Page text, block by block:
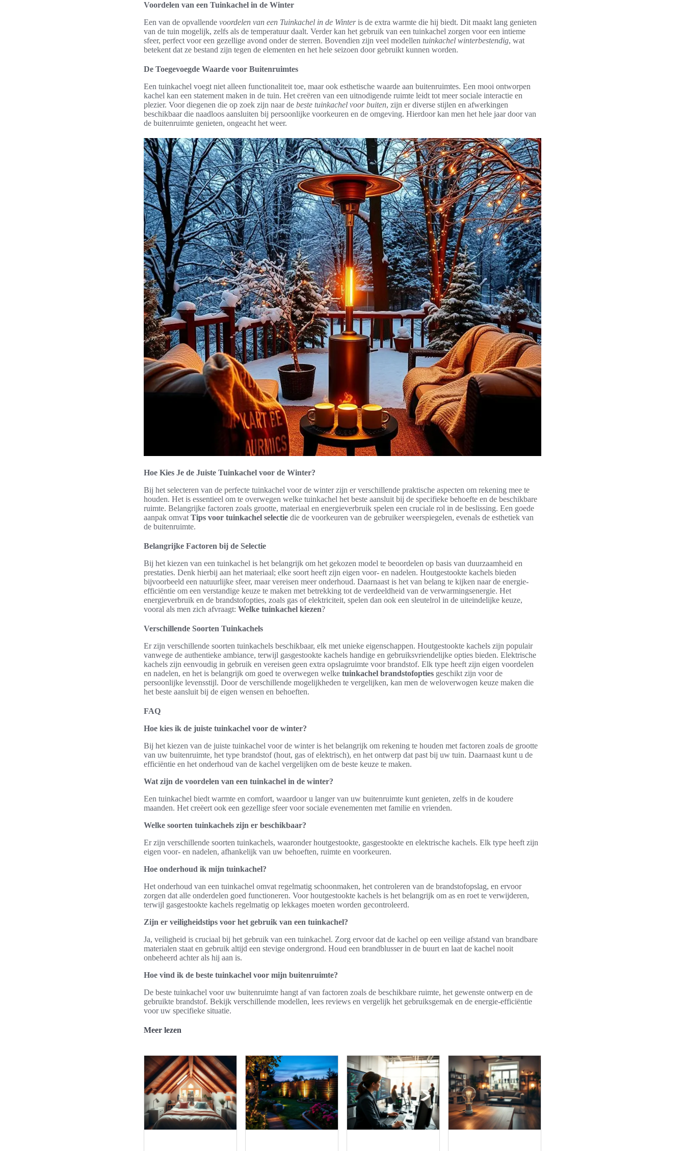
Voordelen van een Tuinkachel in de Winter
Een van de opvallende voordelen van een Tuinkachel in de Winteris de extra warmte die hij biedt. Dit maakt lang genieten
van de tuin mogelijk, zelfs als de temperatuur daalt. Verder kan het gebruik van een tuinkachel zorgen voor een intieme
sfeer, perfect voor een gezellige avond onder de sterren. Bovendien zijn veel modellen tuinkachel winterbestendig, wat
betekent dat ze bestand zijn tegen de elementen en het hele seizoen door gebruikt kunnen worden.
De Toegevoegde Waarde voor Buitenruimtes
Een tuinkachel voegt niet alleen functionaliteit toe, maar ook esthetische waarde aan buitenruimtes. Een mooi ontworpen
kachel kan een statement maken in de tuin. Het creëren van een uitnodigende ruimte leidt tot meer sociale interactie en
plezier. Voor diegenen die op zoek zijn naar de beste tuinkachel voor buiten, zijn er diverse stijlen en afwerkingen
beschikbaar die naadloos aansluiten bij persoonlijke voorkeuren en de omgeving. Hierdoor kan men het hele jaar door van
de buitenruimte genieten, ongeacht het weer.
Hoe Kies Je de Juiste Tuinkachel voor de Winter?
Bij het selecteren van de perfecte tuinkachel voor de winter zijn er verschillende praktische aspecten om rekening mee te
houden. Het is essentieel om te overwegen welke tuinkachel het beste aansluit bij de specifieke behoefte en de beschikbare
ruimte. Belangrijke factoren zoals grootte, materiaal en energieverbruik spelen een cruciale rol in de beslissing. Een goede
aanpak omvat Tips voor tuinkachel selectie die de voorkeuren van de gebruiker weerspiegelen, evenals de esthetiek van
de buitenruimte.
Belangrijke Factoren bij de Selectie
Bij het kiezen van een tuinkachel is het belangrijk om het gekozen model te beoordelen op basis van duurzaamheid en
prestaties. Denk hierbij aan het materiaal; elke soort heeft zijn eigen voor- en nadelen. Houtgestookte kachels bieden
bijvoorbeeld een natuurlijke sfeer, maar vereisen meer onderhoud. Daarnaast is het van belang te kijken naar de energie-
efficiëntie om een verstandige keuze te maken met betrekking tot de verdeeldheid van de verwarmingsenergie. Het
energieverbruik en de brandstofopties, zoals gas of elektriciteit, spelen dan ook een sleutelrol in de uiteindelijke keuze,
vooral als men zich afvraagt: Welke tuinkachel kiezen?
Verschillende Soorten Tuinkachels
Er zijn verschillende soorten tuinkachels beschikbaar, elk met unieke eigenschappen. Houtgestookte kachels zijn populair
vanwege de authentieke ambiance, terwijl gasgestookte kachels handige en gebruiksvriendelijke opties bieden. Elektrische
kachels zijn eenvoudig in gebruik en vereisen geen extra opslagruimte voor brandstof. Elk type heeft zijn eigen voordelen
en nadelen, en het is belangrijk om goed te overwegen welke tuinkachel brandstofopties geschikt zijn voor de
persoonlijke levensstijl. Door de verschillende mogelijkheden te vergelijken, kan men de weloverwogen keuze maken die
het beste aansluit bij de eigen wensen en behoeften.
FAQ
Hoe kies ik de juiste tuinkachel voor de winter?
Bij het kiezen van de juiste tuinkachel voor de winter is het belangrijk om rekening te houden met factoren zoals de grootte
van uw buitenruimte, het type brandstof (hout, gas of elektrisch), en het ontwerp dat past bij uw tuin. Daarnaast kunt u de
efficiëntie en het onderhoud van de kachel vergelijken om de beste keuze te maken.
Wat zijn de voordelen van een tuinkachel in de winter?
Een tuinkachel biedt warmte en comfort, waardoor u langer van uw buitenruimte kunt genieten, zelfs in de koudere
maanden. Het creëert ook een gezellige sfeer voor sociale evenementen met familie en vrienden.
Welke soorten tuinkachels zijn er beschikbaar?
Er zijn verschillende soorten tuinkachels, waaronder houtgestookte, gasgestookte en elektrische kachels. Elk type heeft zijn
eigen voor- en nadelen, afhankelijk van uw behoeften, ruimte en voorkeuren.
Hoe onderhoud ik mijn tuinkachel?
Het onderhoud van een tuinkachel omvat regelmatig schoonmaken, het controleren van de brandstofopslag, en ervoor
zorgen dat alle onderdelen goed functioneren. Voor houtgestookte kachels is het belangrijk om as en roet te verwijderen,
terwijl gasgestookte kachels regelmatig op lekkages moeten worden gecontroleerd.
Zijn er veiligheidstips voor het gebruik van een tuinkachel?
Ja, veiligheid is cruciaal bij het gebruik van een tuinkachel. Zorg ervoor dat de kachel op een veilige afstand van brandbare
materialen staat en gebruik altijd een stevige ondergrond. Houd een brandblusser in de buurt en laat de kachel nooit
onbeheerd achter als hij aan is.
Hoe vind ik de beste tuinkachel voor mijn buitenruimte?
De beste tuinkachel voor uw buitenruimte hangt af van factoren zoals de beschikbare ruimte, het gewenste ontwerp en de
gebruikte brandstof. Bekijk verschillende modellen, lees reviews en vergelijk het gebruiksgemak en de energie-efficiëntie
voor uw specifieke situatie.
Meer lezen